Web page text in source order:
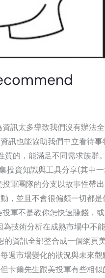
訊太多導致我們沒有辦法
訊也能協助我們中立看待
的，能滿足不同需求族
資知識與工具分享(其中
軍團隊的分支以故事性帶
，並且不會很偏頗一切都
軍不是教你怎快速賺錢，
技術分析在成熟市場中不
資訊全部整合成一個網頁
週市場變化的狀況與未來
卡爾先生跟美投軍有些相